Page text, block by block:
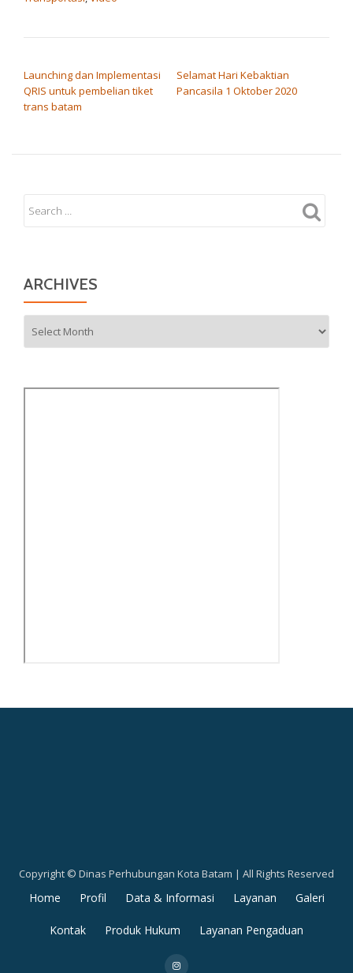
Launching dan Implementasi
QRIS untuk pembelian tiket
trans batam
Selamat Hari Kebaktian
Pancasila 1 Oktober 2020
ARCHIVES
Copyright © Dinas Perhubungan Kota Batam | All Rights Reserved
Secondary
Menu
Home Profil Data & Informasi Layanan Galeri
Kontak Produk Hukum Layanan Pengaduan
fa-